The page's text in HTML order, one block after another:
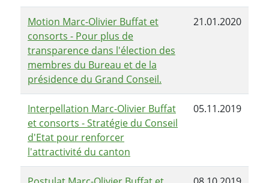
Motion Marc-Olivier Buffat et
consorts - Pour plus de
transparence dans l'élection des
membres du Bureau et de la
présidence du Grand Conseil.
21.01.2020
Interpellation Marc-Olivier Buffat
et consorts - Stratégie du Conseil
d'Etat pour renforcer
l'attractivité du canton
05.11.2019